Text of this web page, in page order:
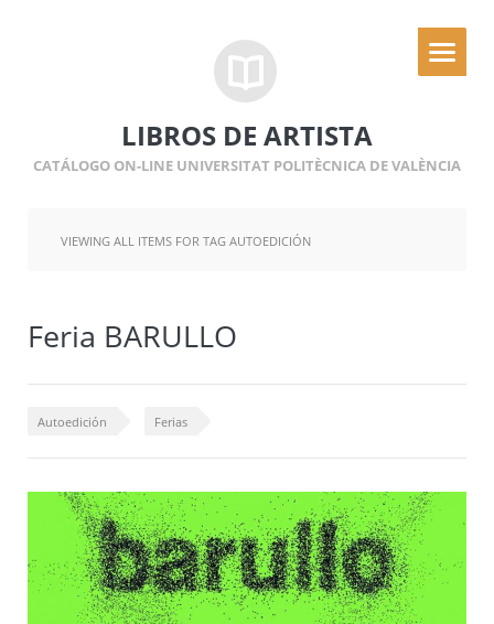
LIBROS DE ARTISTA
CATÁLOGO ON-LINE UNIVERSITAT POLITÈCNICA DE VALÈNCIA
VIEWING ALL ITEMS FOR TAG AUTOEDICIÓN
Feria BARULLO
Autoedición Ferias